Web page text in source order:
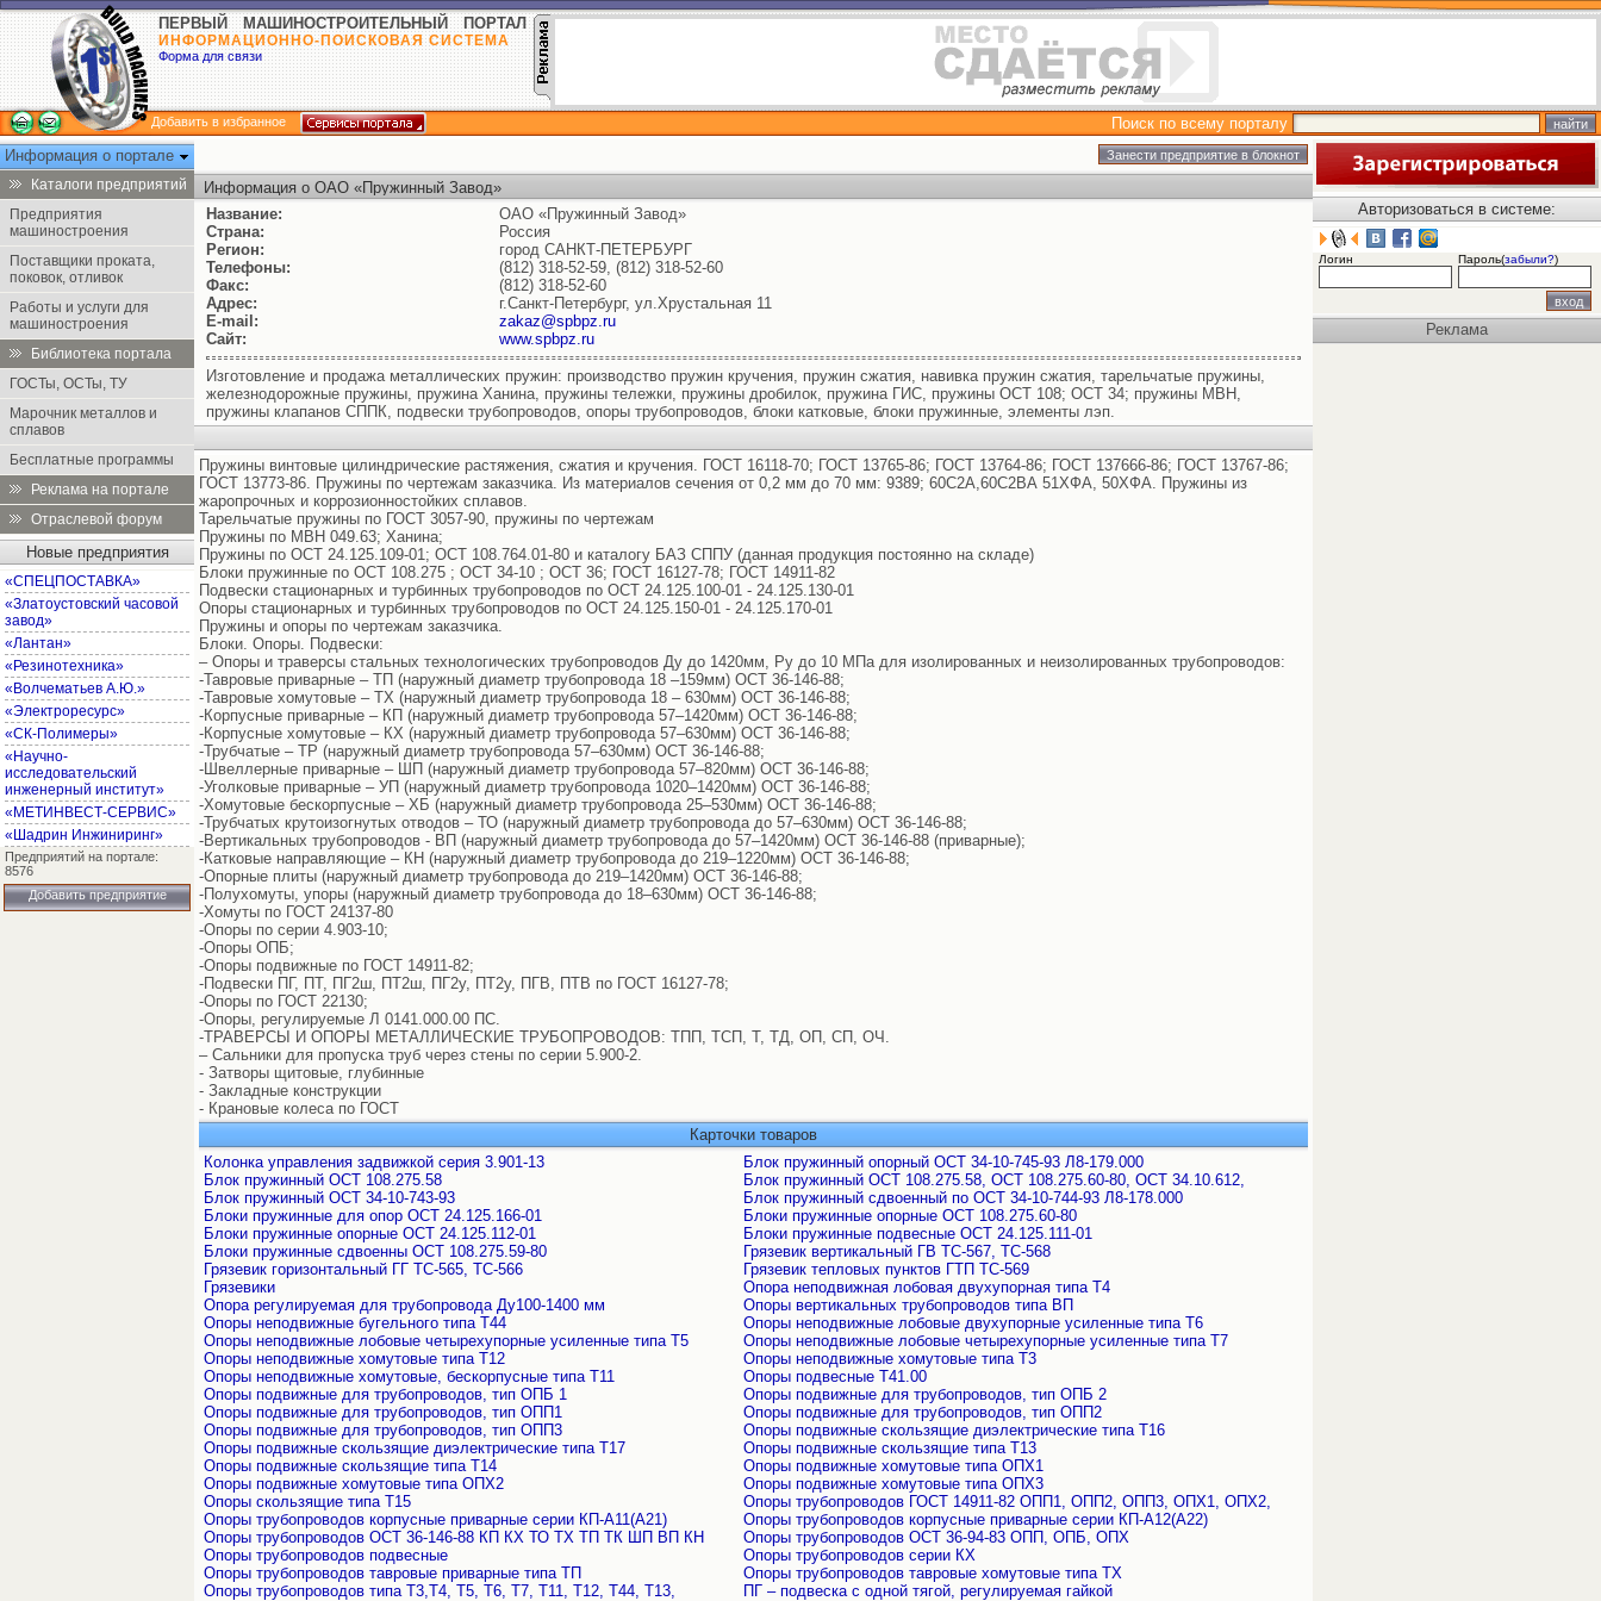
ПЕРВЫЙ МАШИНОСТРОИТЕЛЬНЫЙ ПОРТАЛ
ИНФОРМАЦИОННО-ПОИСКОВАЯ СИСТЕМА
Форма для связи
Добавить в избранное
Поиск по всему порталу
Информация о портале
Каталоги предприятий
Предприятия
машиностроения
Поставщики проката,
поковок, отливок
Работы и услуги для
машиностроения
Библиотека портала
ГОСТы, ОСТы, ТУ
Марочник металлов и
сплавов
Бесплатные программы
Реклама на портале
Отраслевой форум
Новые предприятия
«СПЕЦПОСТАВКА»
«Златоустовский часовой
завод»
«Лантан»
«Резинотехника»
«Волчематьев А.Ю.»
«Электроресурс»
«СК-Полимеры»
«Научно-
исследовательский
инженерный институт»
«МЕТИНВЕСТ-СЕРВИС»
«Шадрин Инжиниринг»
Предприятий на портале:
8576
Добавить предприятие
Информация о ОАО «Пружинный Завод»
Название:
ОАО «Пружинный Завод»
Страна:
Россия
Регион:
город САНКТ-ПЕТЕРБУРГ
Телефоны:
(812) 318-52-59, (812) 318-52-60
Факс:
(812) 318-52-60
Адрес:
г.Санкт-Петербург, ул.Хрустальная 11
E-mail:
zakaz@spbpz.ru
Сайт:
www.spbpz.ru
Изготовление и продажа металлических пружин: производство пружин кручения, пружин сжатия, навивка пружин сжатия, тарельчатые пружины,
железнодорожные пружины, пружина Ханина, пружины тележки, пружины дробилок, пружина ГИС, пружины ОСТ 108; ОСТ 34; пружины МВН,
пружины клапанов СППК, подвески трубопроводов, опоры трубопроводов, блоки катковые, блоки пружинные, элементы лэп.
Пружины винтовые цилиндрические растяжения, сжатия и кручения. ГОСТ 16118-70; ГОСТ 13765-86; ГОСТ 13764-86; ГОСТ 137666-86; ГОСТ 13767-86;
ГОСТ 13773-86. Пружины по чертежам заказчика. Из материалов сечения от 0,2 мм до 70 мм: 9389; 60С2А,60С2ВА 51ХФА, 50ХФА. Пружины из
жаропрочных и коррозионностойких сплавов.
Тарельчатые пружины по ГОСТ 3057-90, пружины по чертежам
Пружины по МВН 049.63; Ханина;
Пружины по ОСТ 24.125.109-01; ОСТ 108.764.01-80 и каталогу БАЗ СППУ (данная продукция постоянно на складе)
Блоки пружинные по ОСТ 108.275 ; ОСТ 34-10 ; ОСТ 36; ГОСТ 16127-78; ГОСТ 14911-82
Подвески стационарных и турбинных трубопроводов по ОСТ 24.125.100-01 - 24.125.130-01
Опоры стационарных и турбинных трубопроводов по ОСТ 24.125.150-01 - 24.125.170-01
Пружины и опоры по чертежам заказчика.
Блоки. Опоры. Подвески:
– Опоры и траверсы стальных технологических трубопроводов Ду до 1420мм, Ру до 10 МПа для изолированных и неизолированных трубопроводов:
-Тавровые приварные – ТП (наружный диаметр трубопровода 18 –159мм) ОСТ 36-146-88;
-Тавровые хомутовые – ТХ (наружный диаметр трубопровода 18 – 630мм) ОСТ 36-146-88;
-Корпусные приварные – КП (наружный диаметр трубопровода 57–1420мм) ОСТ 36-146-88;
-Корпусные хомутовые – КХ (наружный диаметр трубопровода 57–630мм) ОСТ 36-146-88;
-Трубчатые – ТР (наружный диаметр трубопровода 57–630мм) ОСТ 36-146-88;
-Швеллерные приварные – ШП (наружный диаметр трубопровода 57–820мм) ОСТ 36-146-88;
-Уголковые приварные – УП (наружный диаметр трубопровода 1020–1420мм) ОСТ 36-146-88;
-Хомутовые бескорпусные – ХБ (наружный диаметр трубопровода 25–530мм) ОСТ 36-146-88;
-Трубчатых крутоизогнутых отводов – ТО (наружный диаметр трубопровода до 57–630мм) ОСТ 36-146-88;
-Вертикальных трубопроводов - ВП (наружный диаметр трубопровода до 57–1420мм) ОСТ 36-146-88 (приварные);
-Катковые направляющие – КН (наружный диаметр трубопровода до 219–1220мм) ОСТ 36-146-88;
-Опорные плиты (наружный диаметр трубопровода до 219–1420мм) ОСТ 36-146-88;
-Полухомуты, упоры (наружный диаметр трубопровода до 18–630мм) ОСТ 36-146-88;
-Хомуты по ГОСТ 24137-80
-Опоры по серии 4.903-10;
-Опоры ОПБ;
-Опоры подвижные по ГОСТ 14911-82;
-Подвески ПГ, ПТ, ПГ2ш, ПТ2ш, ПГ2у, ПТ2у, ПГВ, ПТВ по ГОСТ 16127-78;
-Опоры по ГОСТ 22130;
-Опоры, регулируемые Л 0141.000.00 ПС.
-ТРАВЕРСЫ И ОПОРЫ МЕТАЛЛИЧЕСКИЕ ТРУБОПРОВОДОВ: ТПП, ТСП, Т, ТД, ОП, СП, ОЧ.
– Сальники для пропуска труб через стены по серии 5.900-2.
- Затворы щитовые, глубинные
- Закладные конструкции
- Крановые колеса по ГОСТ
Карточки товаров
Колонка управления задвижкой серия 3.901-13
Блок пружинный ОСТ 108.275.58
Блок пружинный ОСТ 34-10-743-93
Блоки пружинные для опор ОСТ 24.125.166-01
Блоки пружинные опорные ОСТ 24.125.112-01
Блоки пружинные сдвоенны ОСТ 108.275.59-80
Грязевик горизонтальный ГГ ТС-565, ТС-566
Грязевики
Опора регулируемая для трубопровода Ду100-1400 мм
Опоры неподвижные бугельного типа Т44
Опоры неподвижные лобовые четырехупорные усиленные типа Т5
Опоры неподвижные хомутовые типа Т12
Опоры неподвижные хомутовые, бескорпусные типа Т11
Опоры подвижные для трубопроводов, тип ОПБ 1
Опоры подвижные для трубопроводов, тип ОПП1
Опоры подвижные для трубопроводов, тип ОПП3
Опоры подвижные скользящие диэлектрические типа Т17
Опоры подвижные скользящие типа Т14
Опоры подвижные хомутовые типа ОПХ2
Опоры скользящие типа Т15
Опоры трубопроводов корпусные приварные серии КП-А11(А21)
Опоры трубопроводов ОСТ 36-146-88 КП КХ ТО ТХ ТП ТК ШП ВП КН
Опоры трубопроводов подвесные
Опоры трубопроводов тавровые приварные типа ТП
Опоры трубопроводов типа Т3,Т4, Т5, Т6, Т7, Т11, Т12, Т44, Т13,
Блок пружинный опорный ОСТ 34-10-745-93 Л8-179.000
Блок пружинный ОСТ 108.275.58, ОСТ 108.275.60-80, ОСТ 34.10.612,
Блок пружинный сдвоенный по ОСТ 34-10-744-93 Л8-178.000
Блоки пружинные опорные ОСТ 108.275.60-80
Блоки пружинные подвесные ОСТ 24.125.111-01
Грязевик вертикальный ГВ ТС-567, ТС-568
Грязевик тепловых пунктов ГТП ТС-569
Опора неподвижная лобовая двухупорная типа Т4
Опоры вертикальных трубопроводов типа ВП
Опоры неподвижные лобовые двухупорные усиленные типа Т6
Опоры неподвижные лобовые четырехупорные усиленные типа Т7
Опоры неподвижные хомутовые типа Т3
Опоры подвесные Т41.00
Опоры подвижные для трубопроводов, тип ОПБ 2
Опоры подвижные для трубопроводов, тип ОПП2
Опоры подвижные скользящие диэлектрические типа Т16
Опоры подвижные скользящие типа Т13
Опоры подвижные хомутовые типа ОПХ1
Опоры подвижные хомутовые типа ОПХ3
Опоры трубопроводов ГОСТ 14911-82 ОПП1, ОПП2, ОПП3, ОПХ1, ОПХ2,
Опоры трубопроводов корпусные приварные серии КП-А12(А22)
Опоры трубопроводов ОСТ 36-94-83 ОПП, ОПБ, ОПХ
Опоры трубопроводов серии КХ
Опоры трубопроводов тавровые хомутовые типа ТХ
ПГ – подвеска с одной тягой, регулируемая гайкой
Авторизоваться в системе:
Логин Пароль(забыли?)
Реклама